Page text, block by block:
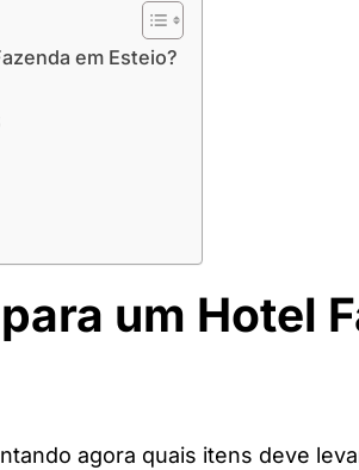
em Esteio?
um Hotel
agora quais itens deve